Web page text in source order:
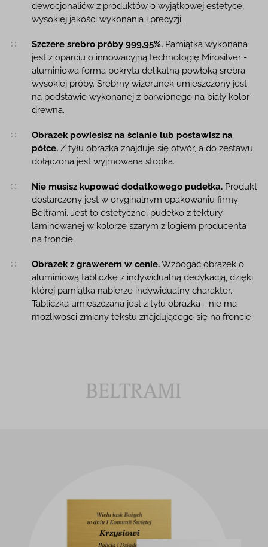
dewocjonaliów z produktów o wyjątkowej estetyce,
wysokiej jakości wykonania i precyzji.
Szczere srebro próby 999,95%.Pamiątka wykonana
jest z oparciu o innowacyjną technologię Mirosilver -
aluminiowa forma pokryta delikatną powłoką srebra
wysokiej próby. Srebrny wizerunek umieszczony jest
na podstawie wykonanej z barwionego na biały kolor
drewna.
Obrazek powiesisz na ścianie lub postawisz na
półce.Z tyłu obrazka znajduje się otwór, a do zestawu
dołączona jest wyjmowana stopka.
Nie musisz kupować dodatkowego pudełka.Produkt
dostarczony jest w oryginalnym opakowaniu firmy
Beltrami. Jest to estetyczne, pudełko z tektury
laminowanej w kolorze szarym z logiem producenta
na froncie.
Obrazek z grawerem w cenie.Wzbogać obrazek o
aluminiową tabliczkę z indywidualną dedykacją, dzięki
której pamiątka nabierze indywidualny charakter.
Tabliczka umieszczana jest z tyłu obrazka - nie ma
możliwości zmiany tekstu znajdującego się na froncie.